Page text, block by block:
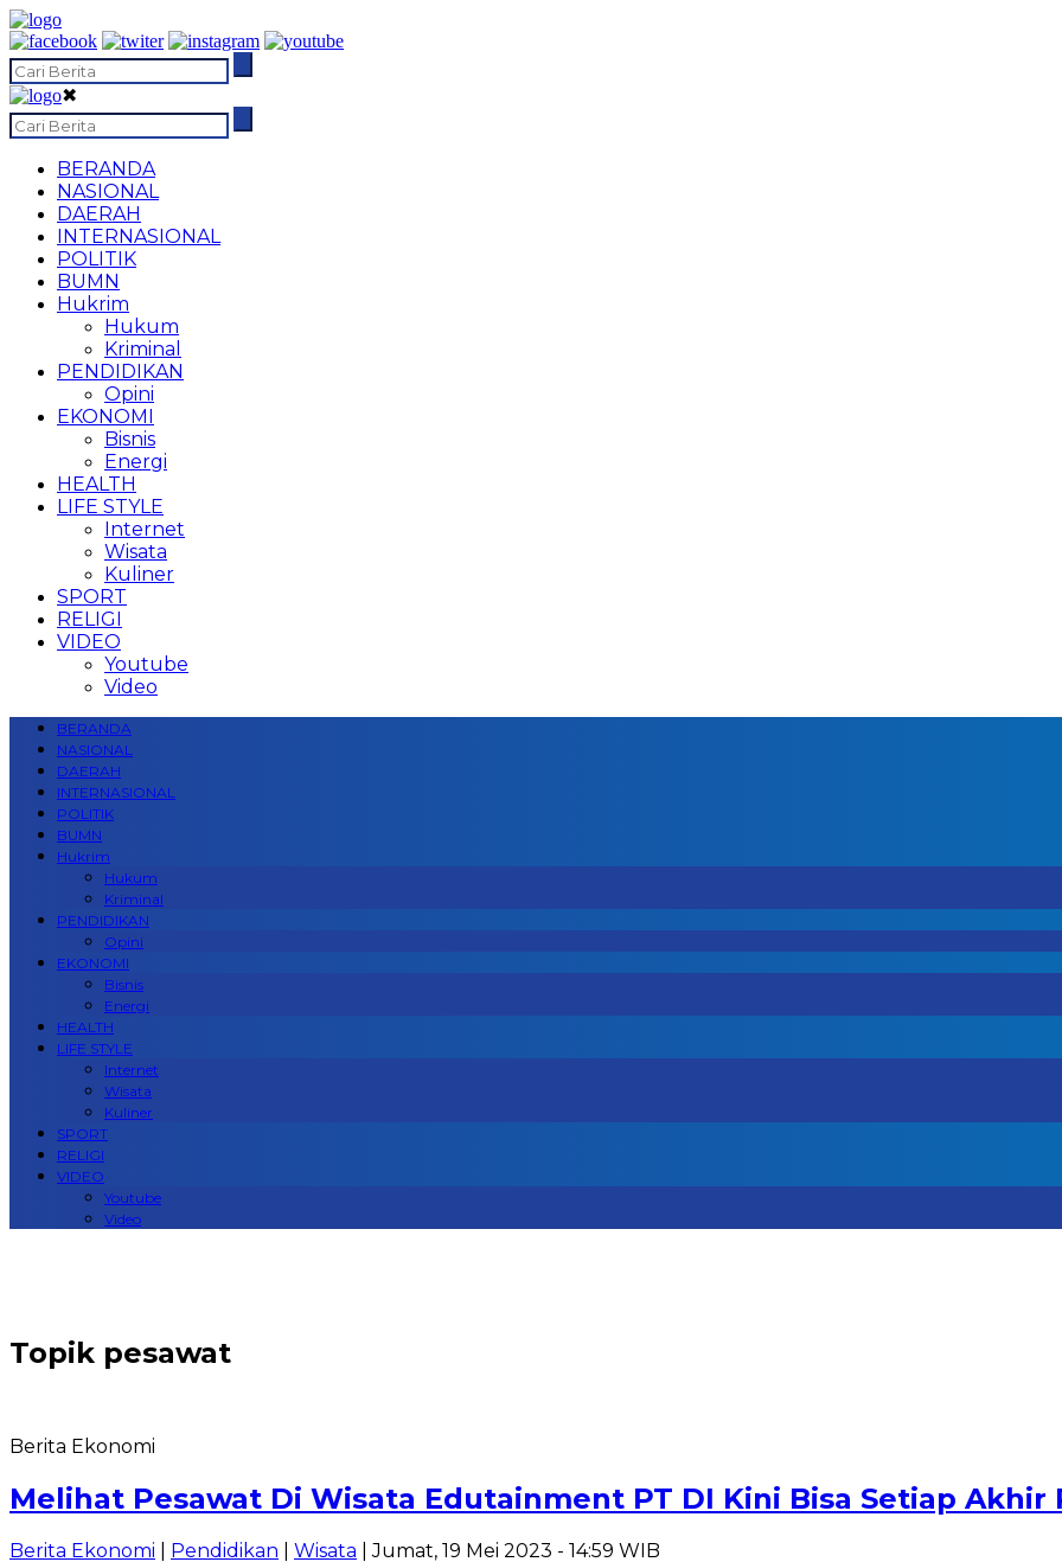
✖
BERANDA
NASIONAL
DAERAH
INTERNASIONAL
POLITIK
BUMN
Hukrim
Hukum
Kriminal
PENDIDIKAN
Opini
EKONOMI
Bisnis
Energi
HEALTH
LIFE STYLE
Internet
Wisata
Kuliner
SPORT
RELIGI
VIDEO
Youtube
Video
BERANDA
NASIONAL
DAERAH
INTERNASIONAL
POLITIK
BUMN
Hukrim
Hukum
Kriminal
PENDIDIKAN
Opini
EKONOMI
Bisnis
Energi
HEALTH
LIFE STYLE
Internet
Wisata
Kuliner
SPORT
RELIGI
VIDEO
Youtube
Video
Topik pesawat
Berita Ekonomi
Melihat Pesawat Di Wisata Edutainment PT DI Kini Bisa Setiap Akhir
Berita Ekonomi Pendidikan Wisata | Jumat, 19 Mei 2023 - 14:59 WIB